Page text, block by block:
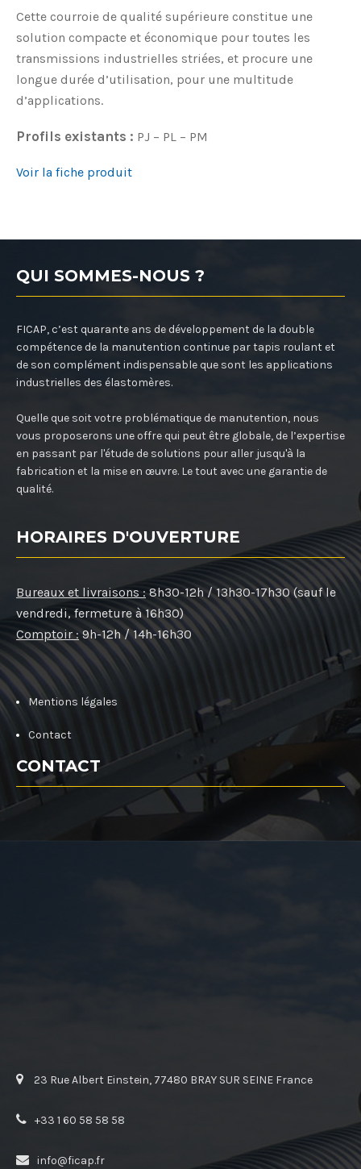
Cette courroie de qualité supérieure constitue une
solution compacte et économique pour toutes les
transmissions industrielles striées, et procure une
longue durée d’utilisation, pour une multitude
d’applications.
Profils existants : PJ – PL – PM
Voir la fiche produit
QUI SOMMES-NOUS ?
FICAP, c’est quarante ans de développement de la double
compétence de la manutention continue par tapis roulant et
de son complément indispensable que sont les applications
industrielles des élastomères.
Quelle que soit votre problématique de manutention, nous
vous proposerons une offre qui peut être globale, de l’expertise
en passant par l'étude de solutions pour aller jusqu'à la
fabrication et la mise en œuvre. Le tout avec une garantie de
qualité.
HORAIRES D'OUVERTURE
Bureaux et livraisons : 8h30-12h / 13h30-17h30 (sauf le
vendredi, fermeture à 16h30)
Comptoir : 9h-12h / 14h-16h30
Mentions légales
Contact
CONTACT
23 Rue Albert Einstein, 77480 BRAY SUR SEINE France
+33 1 60 58 58 58
info@ficap.fr